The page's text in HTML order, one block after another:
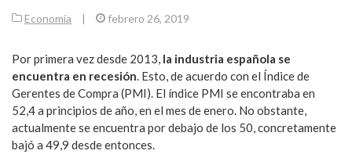
Economía | febrero 26, 2019
Por primera vez desde 2013, la industria española se
encuentra en recesión . Esto, de acuerdo con el Índice de
Gerentes de Compra (PMI). El índice PMI se encontraba en
52,4 a principios de año, en el mes de enero. No obstante,
actualmente se encuentra por debajo de los 50, concretamente
bajó a 49,9 desde entonces.